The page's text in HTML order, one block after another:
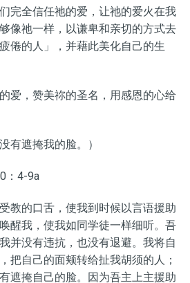
完全信任祂的爱，让祂的爱火在我
像祂一样，以谦卑和亲切的方式去
倦的人」，并藉此美化自己的生
爱，赞美祢的圣名，用感恩的心给
有遮掩我的脸。）
：4-9a
教的口舌，使我到时候以言语援助
醒我，使我如同学徒一样细听。吾
并没有违抗，也没有退避。我将自
把自己的面颊转给扯我胡须的人；
遮掩自己的脸。因为吾主上主援助